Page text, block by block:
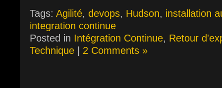
Tags: Agilité, devops, Hudson, installation
integration continue
Posted in Intégration Continue, Retour
Technique
2 Comments »